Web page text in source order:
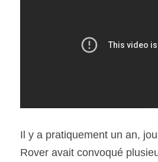
SOUMISSION RAPIDE
ASSURANCE
Il y a pratiquement un an,
Rover avait convoqué